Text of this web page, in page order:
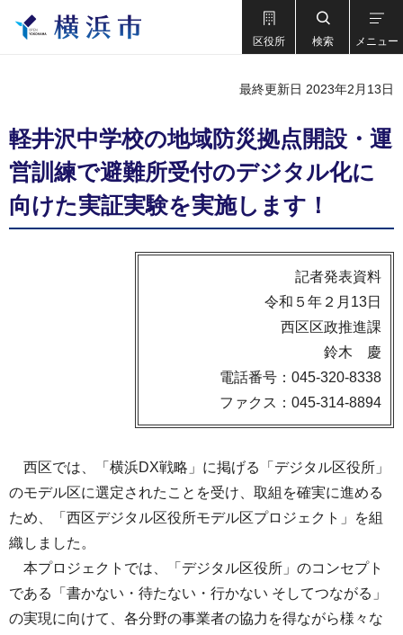
区役所 検索 メニュー
最終更新日 2023年2月13日
軽井沢中学校の地域防災拠点開設・運
営訓練で避難所受付のデジタル化に
向けた実証実験を実施します！
記者発表資料
令和５年２月13日
西区区政推進課
鈴木 慶
電話番号：045-320-8338
ファクス：045-314-8894
西区では、「横浜DX戦略」に掲げる「デジタル区役所」
のモデル区に選定されたことを受け、取組を確実に進める
ため、「西区デジタル区役所モデル区プロジェクト」を組
織しました。
本プロジェクトでは、「デジタル区役所」のコンセプト
である「書かない・待たない・行かない そしてつながる」
の実現に向けて、各分野の事業者の協力を得ながら様々な